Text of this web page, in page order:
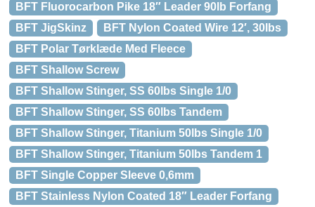
BFT Fluorocarbon Pike 18″ Leader 90lb Forfang
BFT JigSkinz
BFT Nylon Coated Wire 12′, 30lbs
BFT Polar Tørklæde Med Fleece
BFT Shallow Screw
BFT Shallow Stinger, SS 60lbs Single 1/0
BFT Shallow Stinger, SS 60lbs Tandem
BFT Shallow Stinger, Titanium 50lbs Single 1/0
BFT Shallow Stinger, Titanium 50lbs Tandem 1
BFT Single Copper Sleeve 0,6mm
BFT Stainless Nylon Coated 18″ Leader Forfang